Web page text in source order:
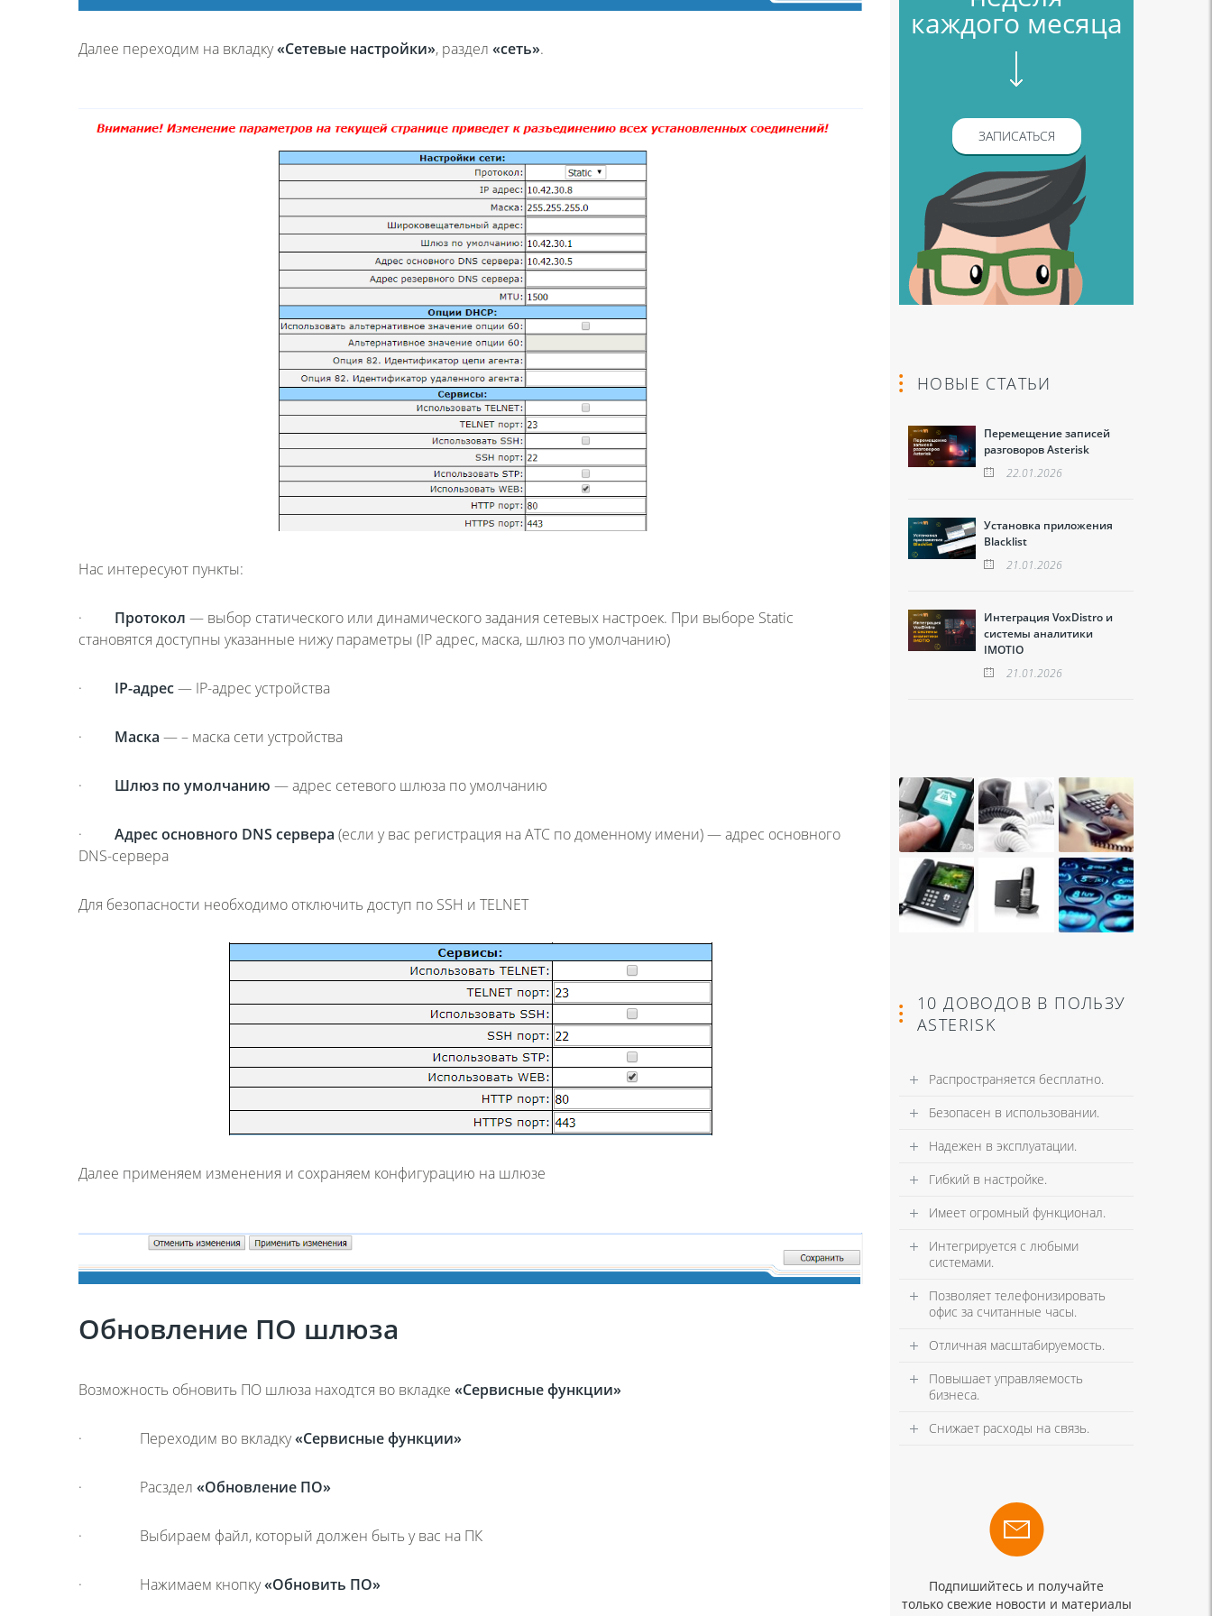
Далее переходим на вкладку«Сетевые настройки», раздел «сеть».
Нас интересуют пункты:
· Протокол — выбор статического или динамического задания сетевых настроек. При выборе Static
становятся доступны указанные нижу параметры (IP адрес, маска, шлюз по умолчанию)
· IP-адрес— IP-адрес устройства
· Маска — – маска сети устройства
· Шлюз по умолчанию — адрес сетевого шлюза по умолчанию
· Адрес основного DNS сервера (если у вас регистрация на АТС по доменному имени) — адрес основного
DNS-сервера
Для безопасности необходимо отключить доступ по SSH и TELNET
Далее применяем изменения и сохраняем конфигурацию на шлюзе
Обновление ПО шлюза
Возможность обновить ПО шлюза находтся во вкладке «Сервисные функции»
· Переходим во вкладку«Сервисные функции»
· Расздел «Обновление ПО»
· Выбираем файл, который должен быть у вас на ПК
· Нажимаем кнопку«Обновить ПО»
каждого месяца
ЗАПИСАТЬСЯ
НОВЫЕ СТАТЬИ
Перемещение записей
разговоров Asterisk
22.01.2026
Установка приложения
Blacklist
21.01.2026
Интеграция VoxDistro и
системы аналитики
IMOTIO
21.01.2026
10 ДОВОДОВ В ПОЛЬЗУ
ASTERISK
Распространяется бесплатно.
Безопасен в использовании.
Надежен в эксплуатации.
Гибкий в настройке.
Имеет огромный функционал.
Интегрируется с любыми
системами.
Позволяет телефонизировать
офис за считанные часы.
Отличная масштабируемость.
Повышает управляемость
бизнеса.
Снижает расходы на связь.
Подпишийтесь и получайте
только свежие новости и материалы